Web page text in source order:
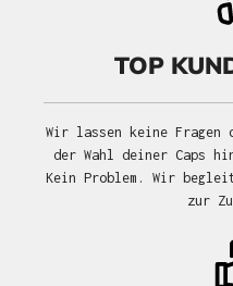
TOP
Wir lassen keine
der Wahl deiner Caps
Kein Problem. Wir
zur